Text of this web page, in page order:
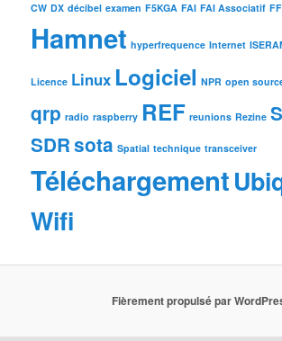
CW DX décibel examen F5KGA FAI FAI Associatif
Hamnet hyperfrequence Internet
Licence Linux Logiciel NPR open
qrp radio raspberry REF reunions Rezine
SDRsota Spatial technique transceiver
Téléchargement
Wifi
Fièrement propulsé par